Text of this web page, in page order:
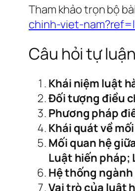
Tham khảo trọn bộ
chinh-viet-
Câu hỏi tự
Khái niệm luật
Đối tượng điều
Phương pháp
Khái quát về
Mối quan hệ
Luật hiến pháp;
Hệ thống
Vai trò của luật